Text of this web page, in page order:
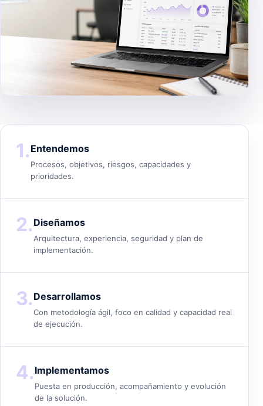
1. Entendemos
Procesos, objetivos, riesgos, capacidades y
prioridades.
2. Diseñamos
Arquitectura, experiencia, seguridad y plan de
implementación.
3. Desarrollamos
Con metodología ágil, foco en calidad y capacidad real
de ejecución.
4. Implementamos
Puesta en producción, acompañamiento y evolución
de la solución.